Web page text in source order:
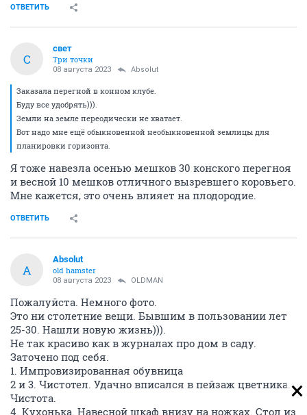
ОТВЕТИТЬ
С
свет
Три точки
08 августа 2023 Absolut
Заказала перегной в конном клубе.
Буду все удобрять))).
Земли на земле переодически не хватает.
Вот надо мне ещё обыкновенной необыкновенной землицы для
планировки горизонта.
Я тоже навезла осенью мешков 30 конского перегноя
и весной 10 мешков отличного вызревшего коровьего.
Мне кажется, это очень влияет на плодородие.
ОТВЕТИТЬ
A
Absolut
old hamster
08 августа 2023 OLDMAN
Пожалуйста. Немного фото.
Это ни столетние вещи. Бывшим в пользовании лет
25-30. Нашли новую жизнь))).
Не так красиво как в журналах про дом в саду.
Заточено под себя.
1. Импровизированная обувница
2 и 3. Чистотел. Удачно вписался в пейзаж цветника.
Чистота.
4. Кухонька. Навесной шкаф внизу на ножках. Стол из